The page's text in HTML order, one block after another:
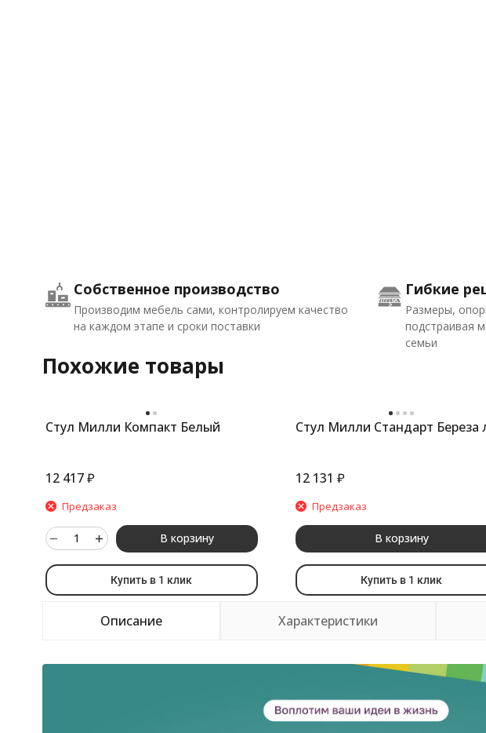
Собственное производство
Производим мебель сами, контролируем качество
на каждом этапе и сроки поставки
Гибкие
Размеры,
подстраивая
семьи
Похожие товары
Стул Милли Компакт Белый
12 417 ₽
Предзаказ
В корзину
Купить в 1 клик
Стул Милли Стандарт Береза
12 131 ₽
Предзаказ
В корзину
Купить в 1 клик
Описание Характеристики